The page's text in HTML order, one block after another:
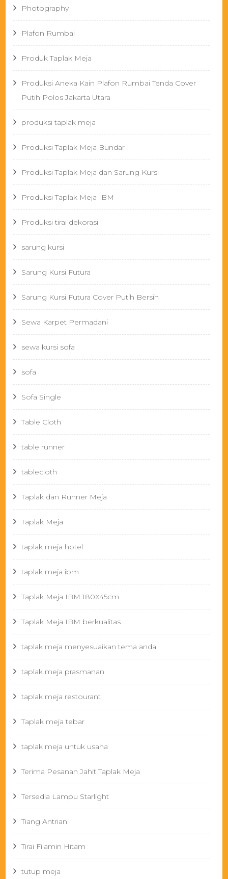
Photography
Plafon Rumbai
Produk Taplak Meja
Produksi Aneka Kain Plafon Rumbai Tenda Cover
Putih Polos Jakarta Utara
produksi taplak meja
Produksi Taplak Meja Bundar
Produksi Taplak Meja dan Sarung Kursi
Produksi Taplak Meja IBM
Produksi tirai dekorasi
sarung kursi
Sarung Kursi Futura
Sarung Kursi Futura Cover Putih Bersih
Sewa Karpet Permadani
sewa kursi sofa
sofa
Sofa Single
Table Cloth
table runner
tablecloth
Taplak dan Runner Meja
Taplak Meja
taplak meja hotel
taplak meja ibm
Taplak Meja IBM 180X45cm
Taplak Meja IBM berkualitas
taplak meja menyesuaikan tema anda
taplak meja prasmanan
taplak meja restourant
Taplak meja tebar
taplak meja untuk usaha
Terima Pesanan Jahit Taplak Meja
Tersedia Lampu Starlight
Tiang Antrian
Tirai Filamin Hitam
tutup meja